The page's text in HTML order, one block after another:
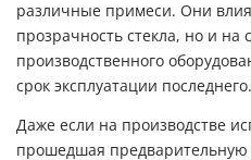
различные примеси. Они
прозрачность стекла, но и на
производственного
срок эксплуатации последнего.
Даже если на производстве
прошедшая предварительную